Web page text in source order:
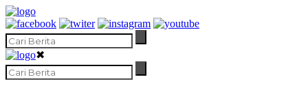
✖